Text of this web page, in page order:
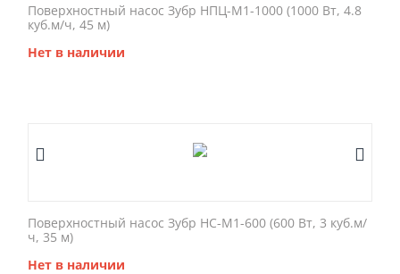
Поверхностный насос Зубр НПЦ-М1-1000 (1000 Вт, 4.8
куб.м/ч, 45 м)
Нет в наличии
Поверхностный насос Зубр НС-М1-600 (600 Вт, 3 куб.м/
ч, 35 м)
Нет в наличии